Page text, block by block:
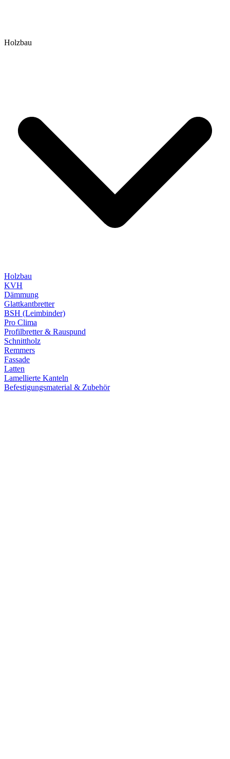
Holzbau
Holzbau
KVH
Dämmung
Glattkantbretter
BSH (Leimbinder)
Pro Clima
Profilbretter & Rauspund
Schnittholz
Remmers
Fassade
Latten
Lamellierte Kanteln
Befestigungsmaterial & Zubehör